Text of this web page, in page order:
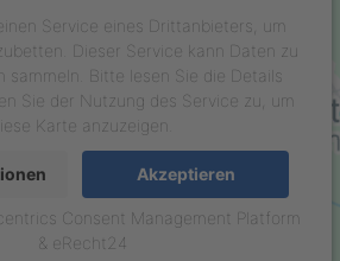
Service eines Drittanbieters, um
Dieser Service kann Daten zu
sammeln. Bitte lesen Sie die Details
Sie der Nutzung des Service zu, um
Karte anzuzeigen.
Akzeptieren
Consent Management Platform
& eRecht24